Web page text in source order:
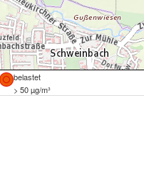
belastet
> 50 µg/m³